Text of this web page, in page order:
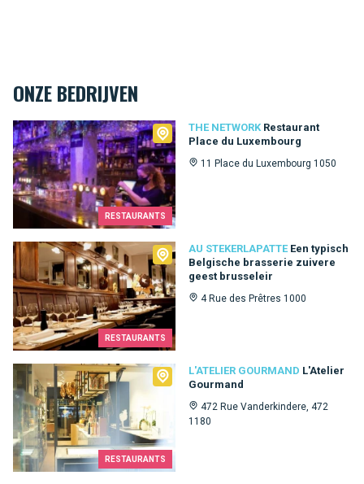
ONZE BEDRIJVEN
RESTAURANTS
THE NETWORK Restaurant
Place du Luxembourg
11 Place du Luxembourg 1050
The Network
RESTAURANTS
AU STEKERLAPATTE Een typisch
Belgische brasserie zuivere
geest brusseleir
4 Rue des Prêtres 1000
Au Stekerlapatte
RESTAURANTS
L'ATELIER GOURMAND L'Atelier
Gourmand
472 Rue Vanderkindere, 472
1180
L'Atelier Gourmand